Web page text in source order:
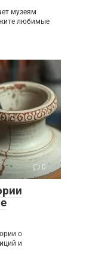
музеям
любимые
0
о
и